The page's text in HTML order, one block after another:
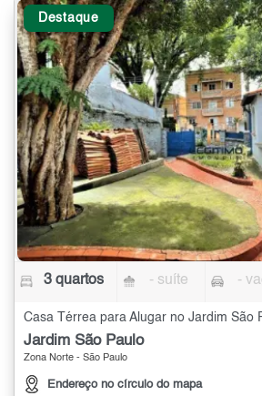
Destaque
3 quartos - suíte -
Jardim São Paulo
Zona Norte - São Paulo
Endereço no círculo do mapa